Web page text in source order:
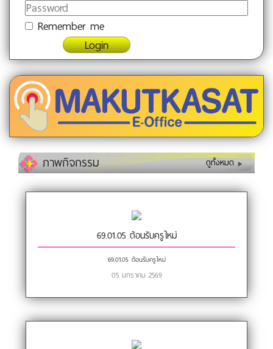
Remember me
Login
ภาพกิจกรรม ดูทั้งหมด
69.01.05 ต้อนรับครูใหม่
69.01.05 ต้อนรับครูใหม่
05 มกราคม 2569